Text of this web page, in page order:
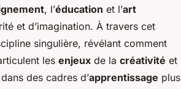
, l’éducation et l’art
et d’imagination. À travers cet
singulière, révélant comment
les enjeux de la créativité et
des cadres d’apprentissage plus